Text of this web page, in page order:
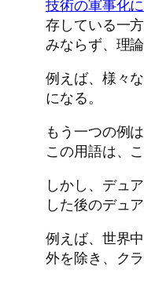
技術の軍事化
存している一
みならず、理
例えば、様々
になる。
もう一つの例
この用語は、
しかし、デュ
した後のデュ
例えば、世界
外を除き、ク